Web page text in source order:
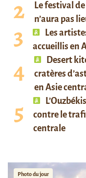
Le festival
n’aura pas
Les
accueillis en
Desert
cratères
en Asie
contre le
centrale
Photo du jour